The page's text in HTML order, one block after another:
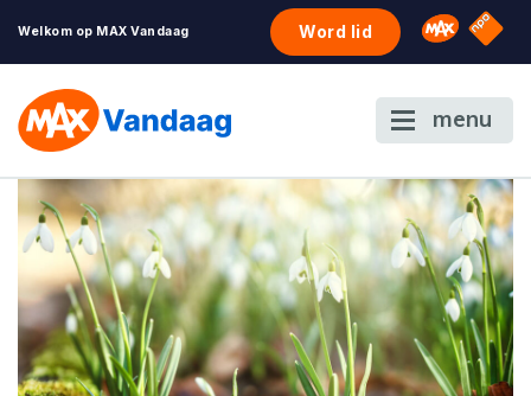
Welkom op MAX Vandaag Word lid Omroep
NPO
menu